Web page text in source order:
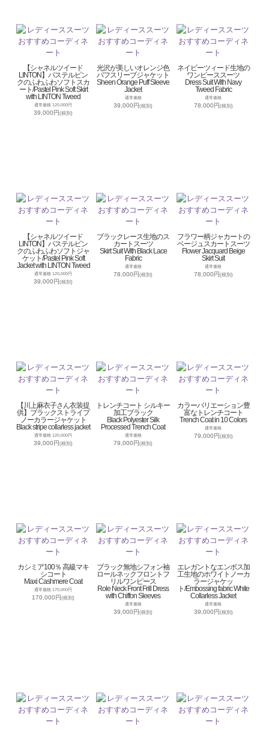
【シャネルツイード
LINTON】パステルピン
クのふわふわソフトスカ
ート/Pastel Pink Soft Skirt
with LINTON Tweed
通常価格 120,000円
39,000円(税別)
光沢が美しいオレンジ色
パフスリーブジャケット
Sheen Orange Puff Sleeve
Jacket
通常価格
39,000円(税別)
ネイビーツィード生地の
ワンピーススーツ
Dress Suit With Navy
Tweed Fabric
通常価格
78,000円(税別)
【シャネルツイード
LINTON】パステルピン
クのふわふわソフトジャ
ケット/Pastel Pink Soft
Jacket with LINTON Tweed
通常価格 120,000円
39,000円(税別)
ブラックレース生地のス
カートスーツ
Skirt Suit With Black Lace
Fabric
通常価格
78,000円(税別)
フラワー柄ジャカートの
ベージュスカートスーツ
Flower Jacquard Beige
Skirt Suit
通常価格
78,000円(税別)
【川上麻衣子さん衣装提
供】ブラックストライプ
ノーカラージャケット
Black stripe collarless jacket
通常価格 120,000円
39,000円(税別)
トレンチコート シルキー
加工ブラック
Black Polyester Silk
Processed Trench Coat
通常価格
79,000円(税別)
カラーバリエーション豊
富なトレンチコート
Trench Coat in 10 Colors
通常価格
79,000円(税別)
カシミア100％ 高級マキ
シコート
Maxi Cashmere Coat
通常価格 170,000円
170,000円(税別)
ブラック無地シフォン袖
ロールネックフロントフ
リルワンピース
Role Neck Front Frill Dress
with Chiffon Sleeves
通常価格
39,000円(税別)
エレガントなエンボス加
工生地のホワイトノーカ
ラージャケッ
ト/Embossing fabric White
Collarless Jacket
通常価格
39,000円(税別)